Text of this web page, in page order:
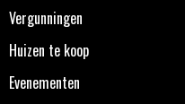
Vergunningen
Huizen te koop
Evenementen